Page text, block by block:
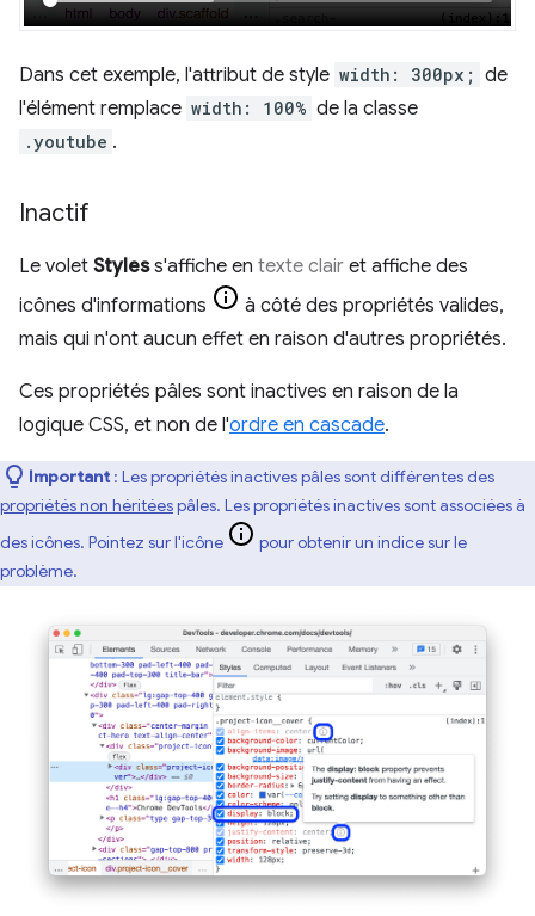
Dans cet exemple, l'attribut de style width: 300px; de
l'élément remplace width: 100% de la classe
.youtube .
Inactif
Le volet Styless'affiche en texte clair et affiche des
icônes d'informations
à côté des propriétés valides,
mais qui n'ont aucun effet en raison d'autres propriétés.
Ces propriétés pâles sont inactives en raison de la
logique CSS, et non de l'ordre en cascade.
Important : Les propriétés inactives pâles sont différentes des
propriétés non héritéespâles. Les propriétés inactives sont associées à
des icônes. Pointez sur l'icône
pour obtenir un indice sur le
problème.